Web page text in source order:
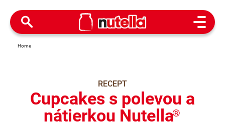
Open
Home
RECEPT
Cupcakes s polevou a
nátierkou Nutella®